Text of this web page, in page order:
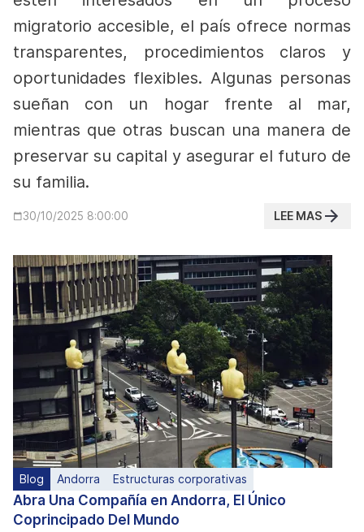
migratorio accesible, el país ofrece normas
transparentes, procedimientos claros y
oportunidades flexibles. Algunas personas
sueñan con un hogar frente al mar,
mientras que otras buscan una manera de
preservar su capital y asegurar el futuro de
su familia.
30/10/2025 8:00:00 LEE MAS
Blog Andorra Estructuras corporativas
Abra Una Compañía en Andorra, El Único
Coprincipado Del Mundo